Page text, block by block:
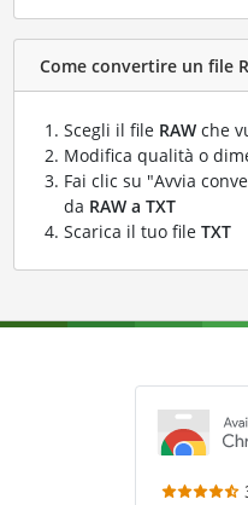
Come convertire un file
Scegli il file RAWche
Modifica qualità o
Fai clic su "Avvia
da RAW a TXT
Scarica il tuo file TXT